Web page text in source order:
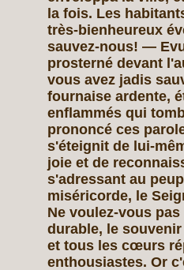
la fois. Les
très-bienheureux
sauvez-nous! —
prosterné devant
vous avez jadis
fournaise ardente,
enflammés qui
prononcé ces
s'éteignit de lui-
joie et de
s'adressant au
miséricorde, le
Ne voulez-vous
durable, le
et tous les cœurs
enthousiastes. Or